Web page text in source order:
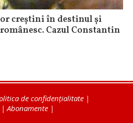
creștini în destinul și
Cazul Constantin
de confidențialitate |
| Abonamente |